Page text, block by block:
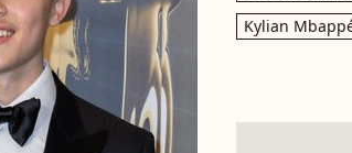
Kylian